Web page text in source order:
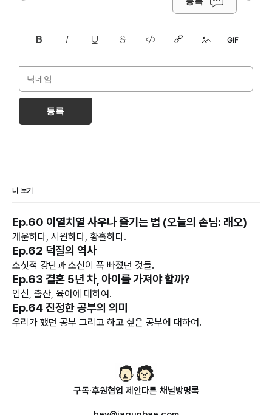
등록
더 보기
Ep.60 이열치열 사우나 즐기는 법 (오늘의 손님: 래오)
개운하다, 시원하다, 황홀하다.
Ep.62 덕질의 역사
소싯적 강단과 소신이 푹 빠졌던 것들.
Ep.63 결혼 5년 차, 아이를 가져야 할까?
임신, 출산, 육아에 대하여.
Ep.64 진정한 공부의 의미
우리가 했던 공부 그리고 하고 싶은 공부에 대하여.
구독·후원협업 제안다른 채널방명록